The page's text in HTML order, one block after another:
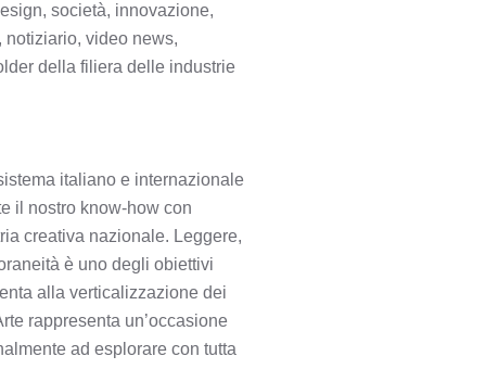
società, innovazione,
notiziario, video news,
della filiera delle industrie
italiano e internazionale
il nostro know-how con
creativa nazionale. Leggere,
è uno degli obiettivi
alla verticalizzazione dei
rappresenta un’occasione
ad esplorare con tutta